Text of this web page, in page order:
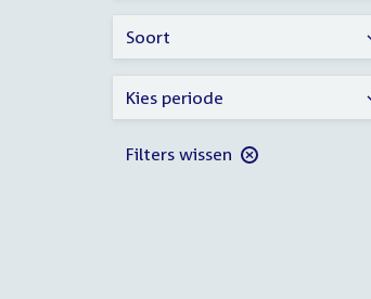
Soort
Kies periode
Filters wissen